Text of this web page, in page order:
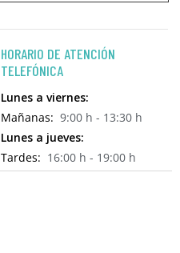
HORARIO DE ATENCIÓN
TELEFÓNICA
Lunes a viernes:
Mañanas: 9:00 h - 13:30 h
Lunes a jueves:
Tardes: 16:00 h - 19:00 h